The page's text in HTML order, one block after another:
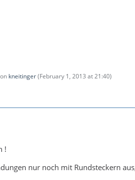
kneitinger(February 1, 2013 at 21:40)
!
nur noch mit Rundsteckern